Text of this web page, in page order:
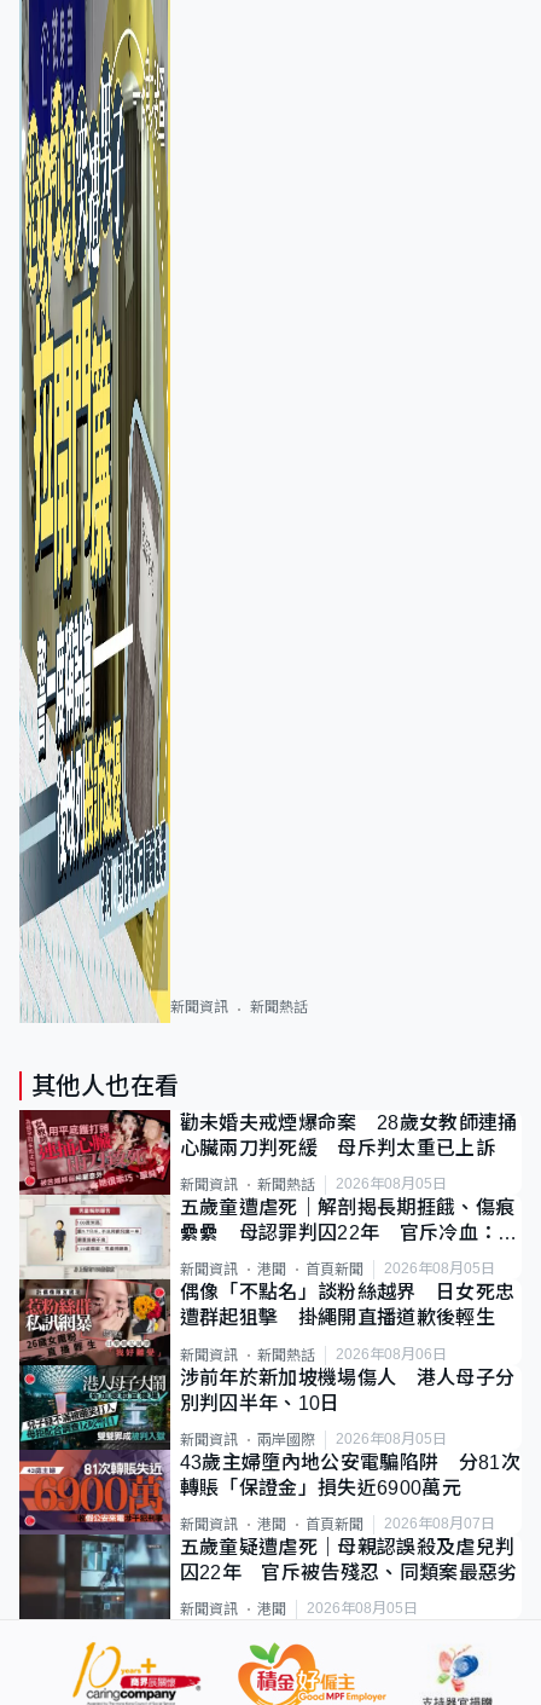
新聞資訊 新聞熱話
其他人也在看
勸未婚夫戒煙爆命案 28歲女教師連捅
心臟兩刀判死緩 母斥判太重已上訴
新聞資訊 新聞熱話 2026年08月05日
五歲童遭虐死｜解剖揭長期捱餓、傷痕
纍纍 母認罪判囚22年 官斥冷血：同
類案最惡劣
新聞資訊 港聞 首頁新聞 2026年08月05日
偶像「不點名」談粉絲越界 日女死忠
遭群起狙擊 掛繩開直播道歉後輕生
新聞資訊 新聞熱話 2026年08月06日
涉前年於新加坡機場傷人 港人母子分
別判囚半年、10日
新聞資訊 兩岸國際 2026年08月05日
43歲主婦墮內地公安電騙陷阱 分81次
轉賬「保證金」損失近6900萬元
新聞資訊 港聞 首頁新聞 2026年08月07日
五歲童疑遭虐死｜母親認誤殺及虐兒判
囚22年 官斥被告殘忍、同類案最惡劣
新聞資訊 港聞 2026年08月05日